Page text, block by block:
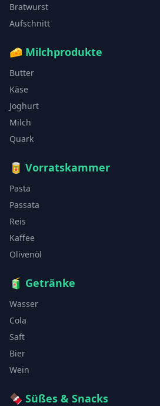
Bratwurst
Aufschnitt
🧀 Milchprodukte
Butter
Käse
Joghurt
Milch
Quark
🥫 Vorratskammer
Pasta
Passata
Reis
Kaffee
Olivenöl
🧃 Getränke
Wasser
Cola
Saft
Bier
Wein
🍫 Süßes & Snacks